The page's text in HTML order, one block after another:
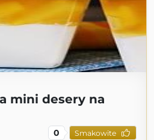
mini desery na
0 Smakowite